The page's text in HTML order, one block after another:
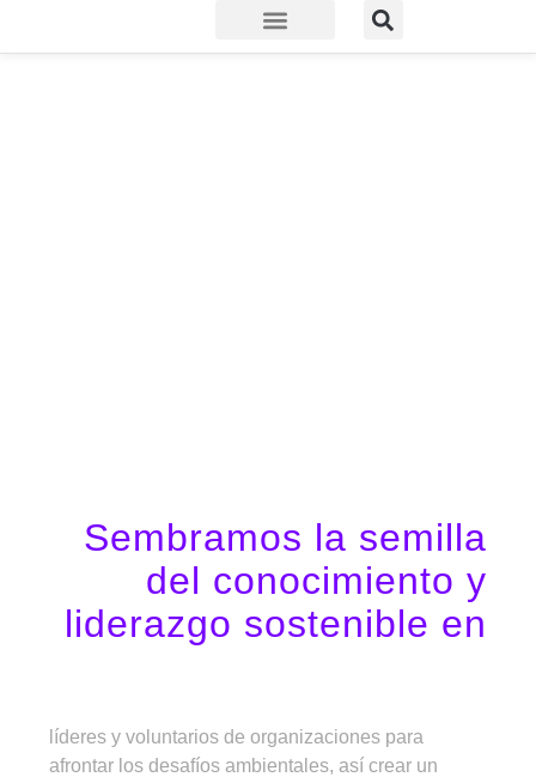
Sembramos la semilla
del conocimiento y
liderazgo sostenible en
líderes y voluntarios de organizaciones para
afrontar los desafíos ambientales, así crear un